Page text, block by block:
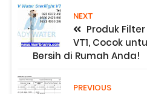
NEXT
Produk
VT1, Cocok
Bersih di Rumah Anda!
PREVIOUS